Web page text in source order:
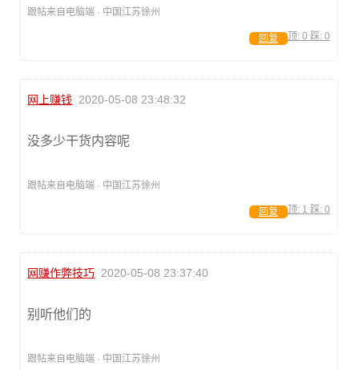
跟帖来自电脑端 · 中国江苏徐州
顶: 0 踩: 0
回复
网上赚钱 2020-05-08 23:48:32
没多少干货内容呢
跟帖来自电脑端 · 中国江苏徐州
顶: 1 踩: 0
回复
网赚作弊技巧 2020-05-08 23:37:40
别听他们的
跟帖来自电脑端 · 中国江苏徐州